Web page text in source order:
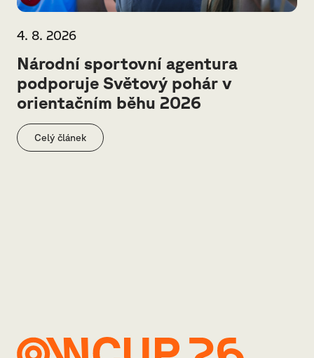
4. 8. 2026
Národní sportovní agentura
podporuje Světový pohár v
orientačním běhu 2026
Celý článek